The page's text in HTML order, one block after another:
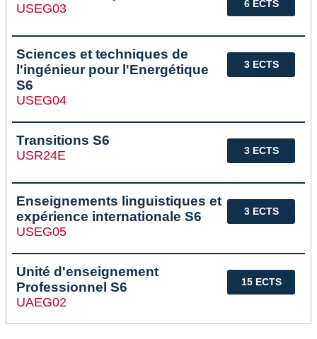
6 ECTS
USEG03
3 ECTS
Sciences et techniques de
l'ingénieur pour l'Energétique
S6
USEG04
3 ECTS
Transitions S6
USR24E
3 ECTS
Enseignements linguistiques et
expérience internationale S6
USEG05
15 ECTS
Unité d'enseignement
Professionnel S6
UAEG02